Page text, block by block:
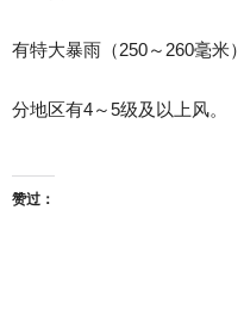
有特大暴雨（250～260毫米
分地区有4～5级及以上风。
赞过：